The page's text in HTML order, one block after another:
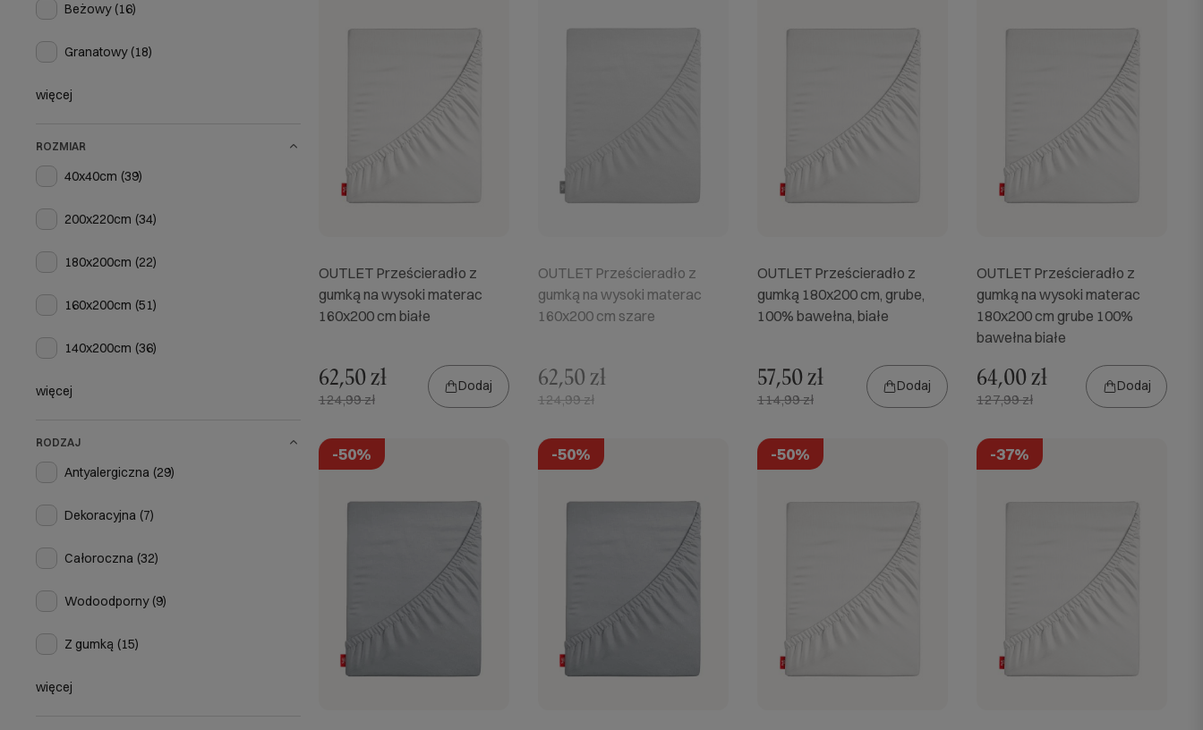
Beżowy (16)
Granatowy (18)
więcej
ROZMIAR
40x40cm (39)
200x220cm (34)
180x200cm (22)
160x200cm (51)
140x200cm (36)
więcej
RODZAJ
Antyalergiczna (29)
Dekoracyjna (7)
Całoroczna (32)
Wodoodporny (9)
Z gumką (15)
więcej
OUTLET Prześcieradło z
gumką na wysoki materac
160x200 cm białe
62,50 zł
124,99 zł
Dodaj
OUTLET Prześcieradło z
gumką na wysoki materac
160x200 cm szare
62,50 zł
124,99 zł
OUTLET Prześcieradło z
gumką 180x200 cm, grube,
100% bawełna, białe
57,50 zł
114,99 zł
Dodaj
OUTLET Prześcieradło z
gumką na wysoki materac
180x200 cm grube 100%
bawełna białe
64,00 zł
127,99 zł
Dodaj
-50% -50% -50% -37%